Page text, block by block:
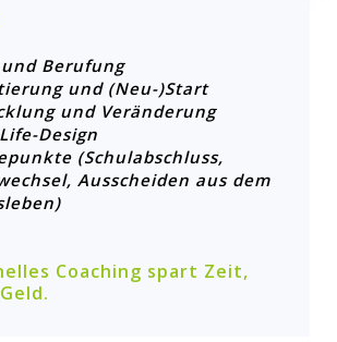
Berufung
und (Neu-)Start
und Veränderung
Design
(Schulabschluss,
Ausscheiden aus dem
Coaching spart Zeit,